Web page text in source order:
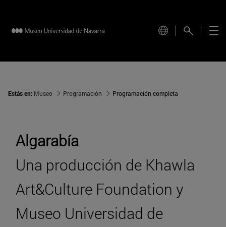
Estás en: Museo Programación Programación completa
Algarabía
Una producción de Khawla
Art&Culture Foundation y
Museo Universidad de